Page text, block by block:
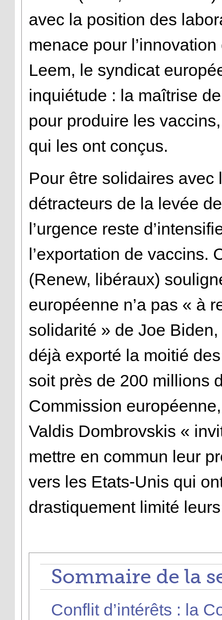
avec la position des
menace pour
Leem, le syndicat
inquiétude : la maîtrise
pour produire les
qui les ont conçus.
Pour être solidaires
détracteurs de la levée
l’urgence reste
l’exportation de vaccins.
(Renew, libéraux)
européenne n’a pas « à
solidarité » de Joe
déjà exporté la moitié
soit près de 200 millions
Commission
Valdis Dombrovskis «
mettre en commun leur
vers les Etats-Unis qui
drastiquement limité
Sommaire de la
Conflit d’intérêts : la